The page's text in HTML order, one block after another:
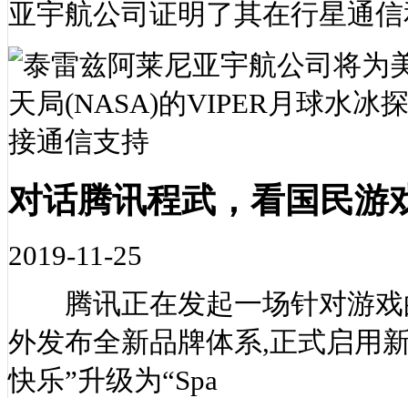
亚宇航公司证明了其在行星通
对话腾讯程武，看国民游
2019-11-25
腾讯正在发起一场针对游
外发布全新品牌体系,正式启用
快乐”升级为“Spa